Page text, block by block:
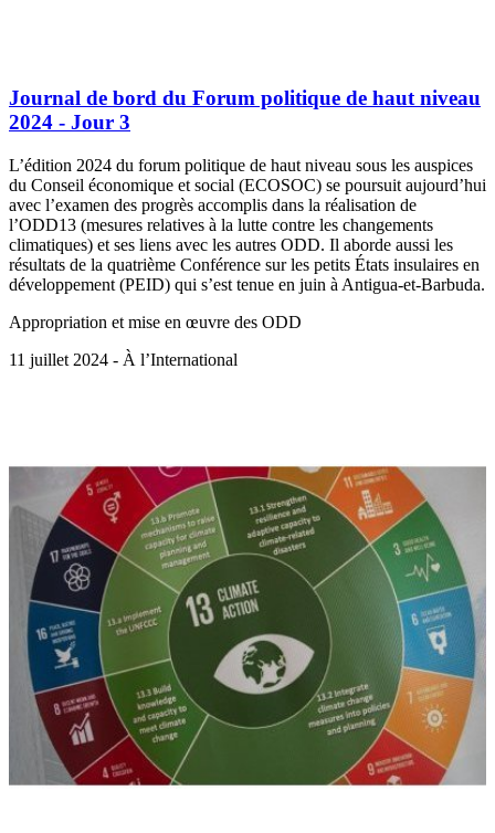
Journal de bord du Forum politique de haut niveau
2024 - Jour 3
L’édition 2024 du forum politique de haut niveau sous les auspices
du Conseil économique et social (ECOSOC) se poursuit aujourd’hui
avec l’examen des progrès accomplis dans la réalisation de
l’ODD13 (mesures relatives à la lutte contre les changements
climatiques) et ses liens avec les autres ODD. Il aborde aussi les
résultats de la quatrième Conférence sur les petits États insulaires en
développement (PEID) qui s’est tenue en juin à Antigua-et-Barbuda.
Appropriation et mise en œuvre des ODD
11 juillet 2024 - À l’International